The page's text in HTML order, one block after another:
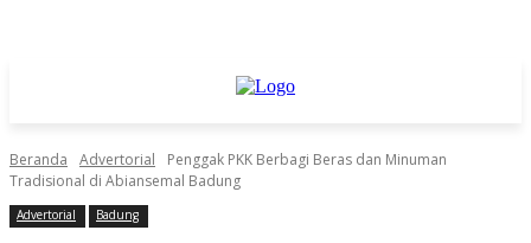
Beranda Advertorial
Penggak PKK Berbagi Beras dan Minuman
Tradisional di Abiansemal Badung
Advertorial Badung